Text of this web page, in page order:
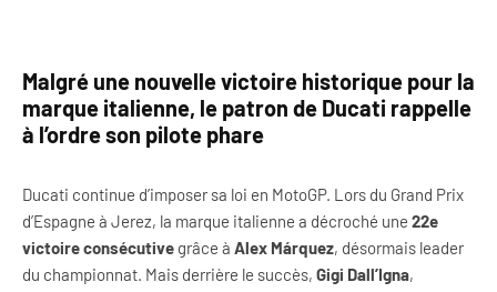
Malgré une nouvelle victoire historique pour la
marque italienne, le patron de Ducati rappelle
à l’ordre son pilote phare
Ducati continue d’imposer sa loi en MotoGP. Lors du Grand Prix
d’Espagne à Jerez, la marque italienne a décroché une 22e
victoire consécutive grâce à Alex Márquez, désormais leader
du championnat. Mais derrière le succès, Gigi Dall’Igna,